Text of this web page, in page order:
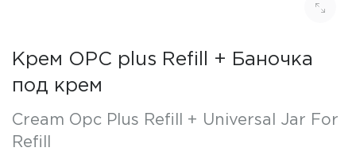
Крем OPC plus Refill + Баночка
под крем
Cream Opc Plus Refill + Universal Jar For
Refill